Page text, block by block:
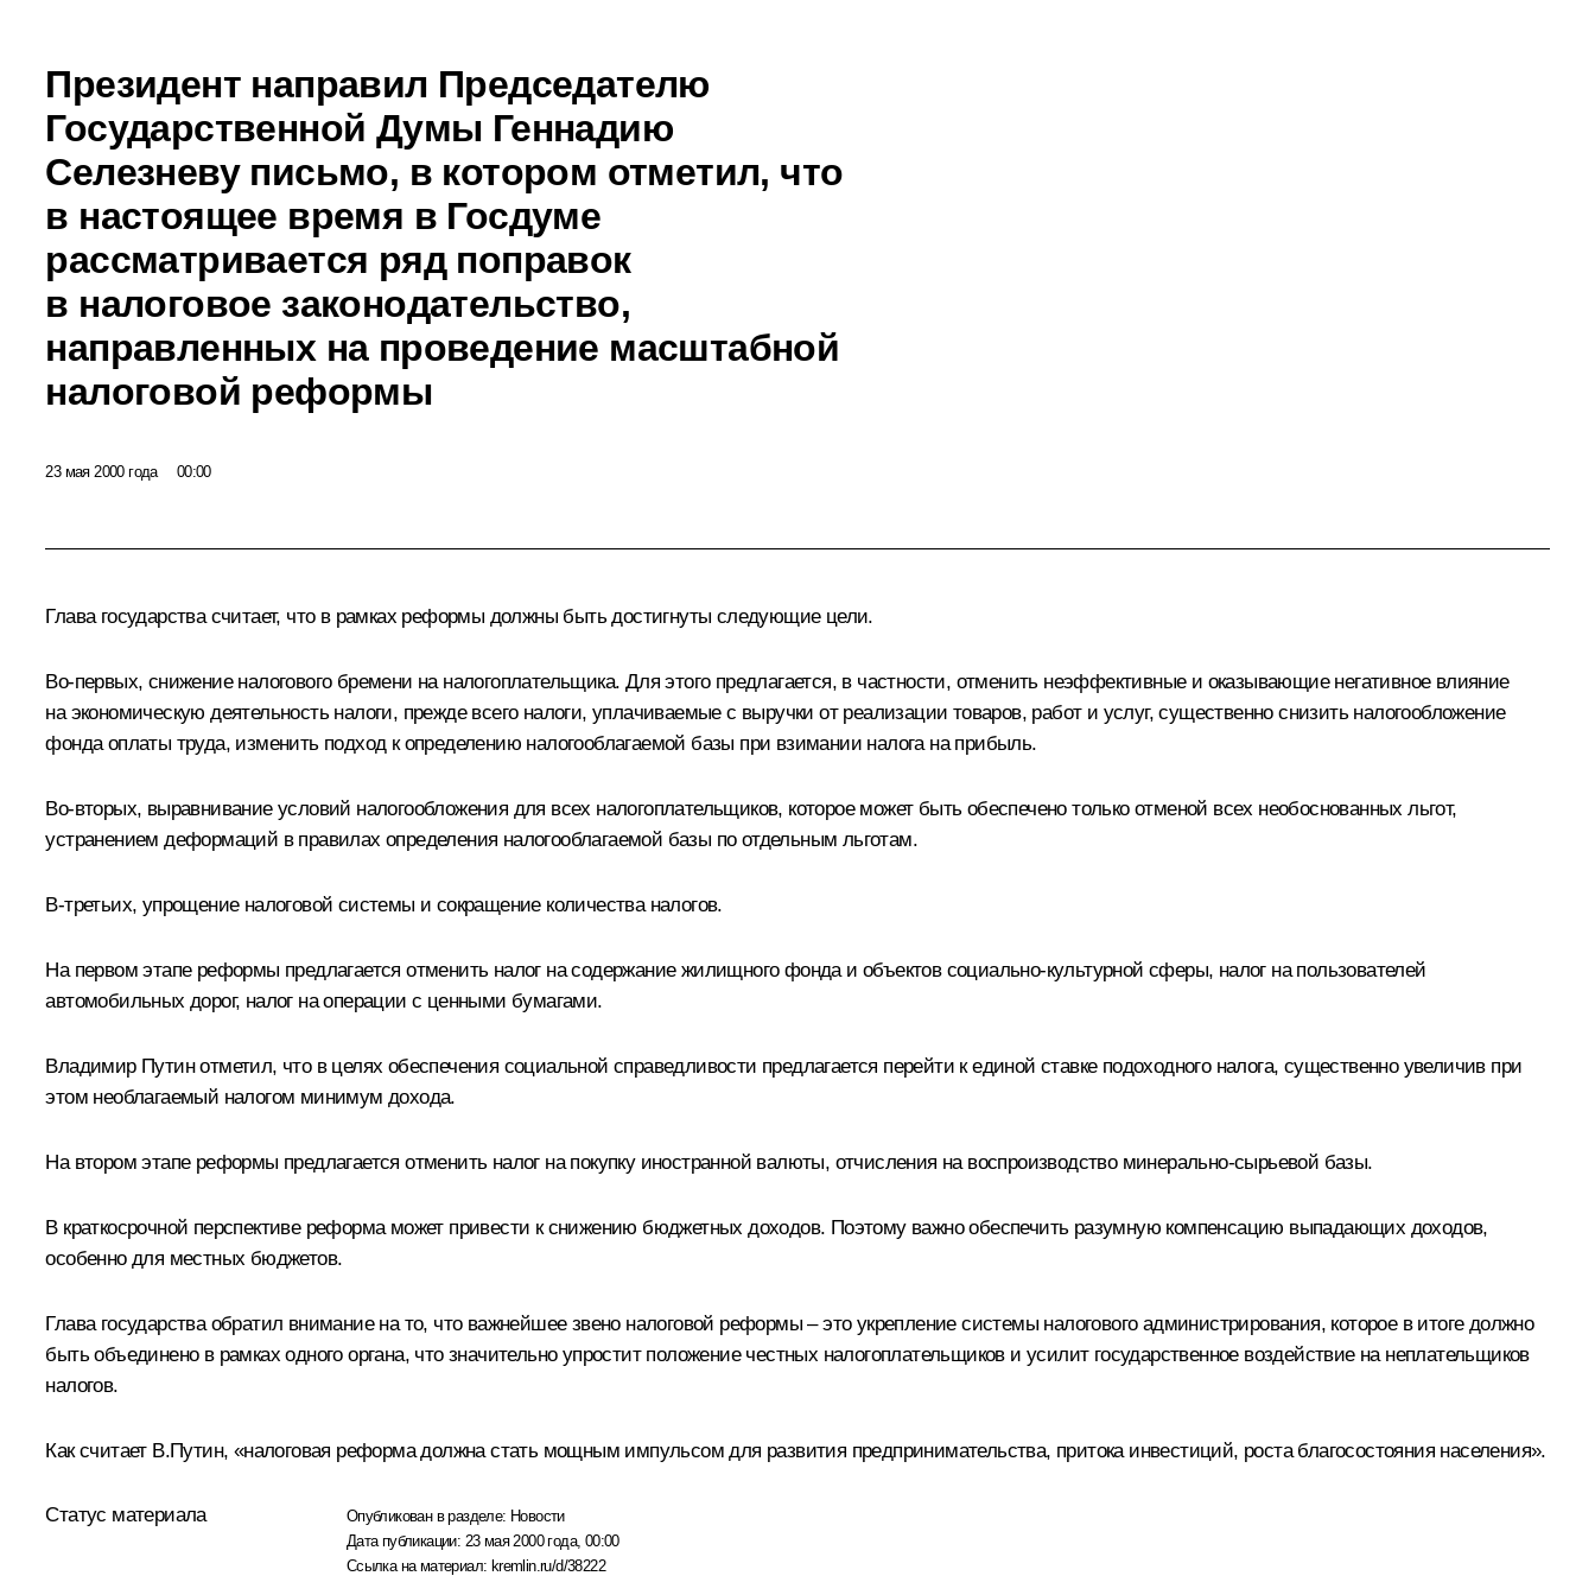
Президент направил Председателю
Государственной Думы Геннадию
Селезневу письмо, в котором отметил, что
в настоящее время в Госдуме
рассматривается ряд поправок
в налоговое законодательство,
направленных на проведение масштабной
налоговой реформы
23 мая 2000 года 00:00
Глава государства считает, что в рамках реформы должны быть достигнуты следующие цели.
Во‑первых, снижение налогового бремени на налогоплательщика. Для этого предлагается, в частности, отменить неэффективные и оказывающие негативное влияние
на экономическую деятельность налоги, прежде всего налоги, уплачиваемые с выручки от реализации товаров, работ и услуг, существенно снизить налогообложение
фонда оплаты труда, изменить подход к определению налогооблагаемой базы при взимании налога на прибыль.
Во‑вторых, выравнивание условий налогообложения для всех налогоплательщиков, которое может быть обеспечено только отменой всех необоснованных льгот,
устранением деформаций в правилах определения налогооблагаемой базы по отдельным льготам.
В‑третьих, упрощение налоговой системы и сокращение количества налогов.
На первом этапе реформы предлагается отменить налог на содержание жилищного фонда и объектов социально-культурной сферы, налог на пользователей
автомобильных дорог, налог на операции с ценными бумагами.
Владимир Путин отметил, что в целях обеспечения социальной справедливости предлагается перейти к единой ставке подоходного налога, существенно увеличив при
этом необлагаемый налогом минимум дохода.
На втором этапе реформы предлагается отменить налог на покупку иностранной валюты, отчисления на воспроизводство минерально-сырьевой базы.
В краткосрочной перспективе реформа может привести к снижению бюджетных доходов. Поэтому важно обеспечить разумную компенсацию выпадающих доходов,
особенно для местных бюджетов.
Глава государства обратил внимание на то, что важнейшее звено налоговой реформы – это укрепление системы налогового администрирования, которое в итоге должно
быть объединено в рамках одного органа, что значительно упростит положение честных налогоплательщиков и усилит государственное воздействие на неплательщиков
налогов.
Как считает В.Путин, «налоговая реформа должна стать мощным импульсом для развития предпринимательства, притока инвестиций, роста благосостояния населения».
Статус материала Опубликован в разделе: Новости
Дата публикации: 23 мая 2000 года, 00:00
Ссылка на материал: kremlin.ru/d/38222